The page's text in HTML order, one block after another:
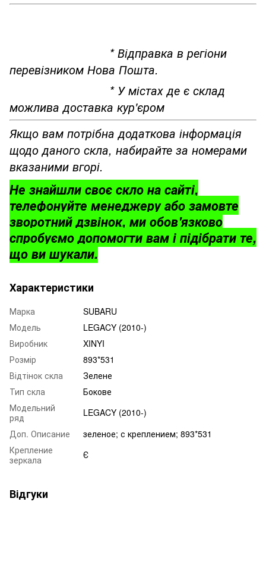
* Відправка в регіони
перевізником Нова Пошта.
* У містах де є склад
можлива доставка кур'єром
Якщо вам потрібна додаткова інформація
щодо даного скла, набирайте за номерами
вказаними вгорі.
Не знайшли своє скло на сайті,
телефонуйте менеджеру або замовте
зворотний дзвінок, ми обов'язково
спробуємо допомогти вам і підібрати те,
що ви шукали.
Характеристики
Марка
SUBARU
Модель
LEGACY (2010-)
Виробник
XINYI
Розмір
893*531
Відтінок скла
Зелене
Тип скла
Бокове
Модельний
ряд
LEGACY (2010-)
Доп. Описание
зеленое; с креплением; 893*531
Крепление
зеркала
Є
Відгуки